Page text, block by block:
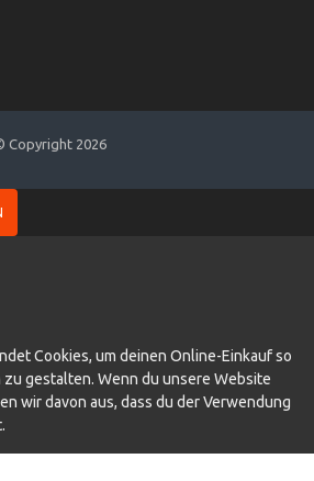
Copyright 2026
Cookies, um deinen Online-Einkauf so
gestalten. Wenn du unsere Website
wir davon aus, dass du der Verwendung